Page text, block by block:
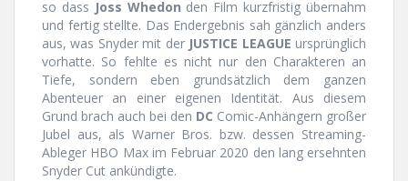
so dass Joss Whedon den Film kurzfristig übernahm
und fertig stellte. Das Endergebnis sah gänzlich anders
aus, was Snyder mit der JUSTICE LEAGUE ursprünglich
vorhatte. So fehlte es nicht nur den Charakteren an
Tiefe, sondern eben grundsätzlich dem ganzen
Abenteuer an einer eigenen Identität. Aus diesem
Grund brach auch bei den DC Comic-Anhängern großer
Jubel aus, als Warner Bros. bzw. dessen Streaming-
Ableger HBO Max im Februar 2020 den lang ersehnten
Snyder Cut ankündigte.